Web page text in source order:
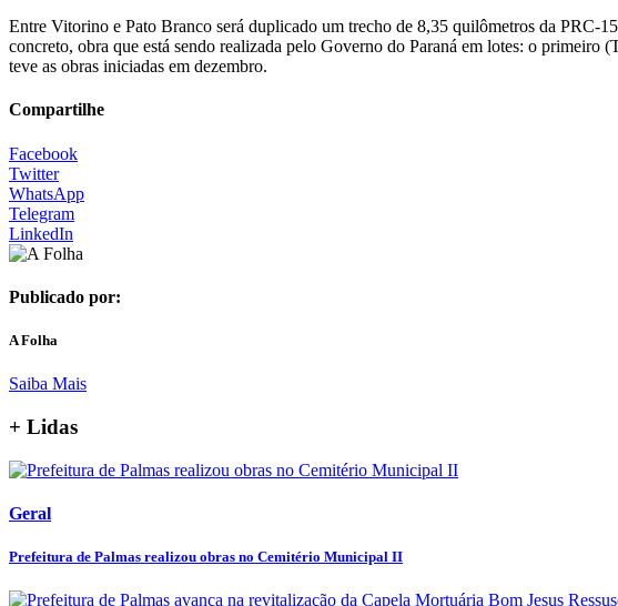
Entre Vitorino e Pato Branco será duplicado um trecho de 8,35 quilômetros da PRC-
concreto, obra que está sendo realizada pelo Governo do Paraná em lotes: o
teve as obras iniciadas em dezembro.
Compartilhe
Facebook
Twitter
WhatsApp
Telegram
LinkedIn
Publicado por:
A Folha
Saiba Mais
+ Lidas
Geral
Prefeitura de Palmas realizou obras no Cemitério Municipal II